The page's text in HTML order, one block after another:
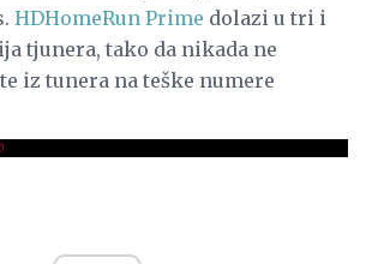
HDHomeRun Prime dolazi u tri i
tjunera, tako da nikada ne
iz tunera na teške numere